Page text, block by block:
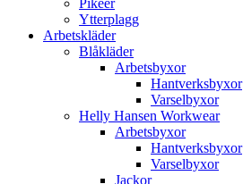
Pikéer
Ytterplagg
Arbetskläder
Blåkläder
Arbetsbyxor
Hantverksbyxor
Varselbyxor
Helly Hansen Workwear
Arbetsbyxor
Hantverksbyxor
Varselbyxor
Jackor